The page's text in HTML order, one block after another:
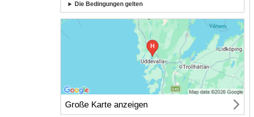
Die Bedingungen gelten
Große Karte anzeigen